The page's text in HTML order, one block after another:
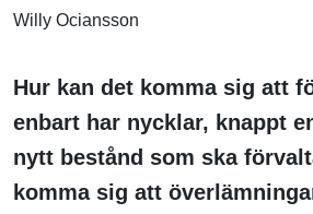
Willy Ociansson
Hur kan det komma sig att
enbart har nycklar, knappt
nytt bestånd som ska
komma sig att